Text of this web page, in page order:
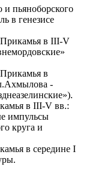
и пьяноборского
в генезисе
Прикамья в III-V
в
-
в III-V вв.:
импульсы
круга и
в середине I